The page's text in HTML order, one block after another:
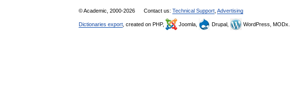
© Academic, 2000-2026 Contact us: Technical Support Advertising
Dictionaries export , created on PHP, Joomla, Drupal, WordPress, MODx.